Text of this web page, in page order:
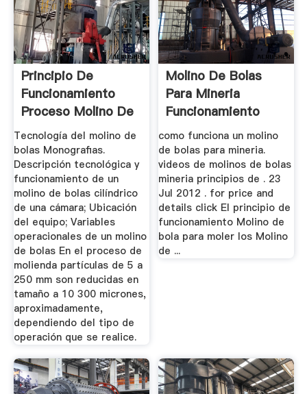
Principio De
Funcionamiento
Proceso Molino De
Bolas
Tecnología del molino de
bolas Monografias.
Descripción tecnológica y
funcionamiento de un
molino de bolas cilíndrico
de una cámara; Ubicación
del equipo; Variables
operacionales de un molino
de bolas En el proceso de
molienda partículas de 5 a
250 mm son reducidas en
tamaño a 10 300 micrones,
aproximadamente,
dependiendo del tipo de
operación que se realice.
Molino De Bolas
Para Mineria
Funcionamiento
como funciona un molino
de bolas para mineria.
videos de molinos de bolas
mineria principios de . 23
Jul 2012 . for price and
details click El principio de
funcionamiento Molino de
bola para moler los Molino
de ...